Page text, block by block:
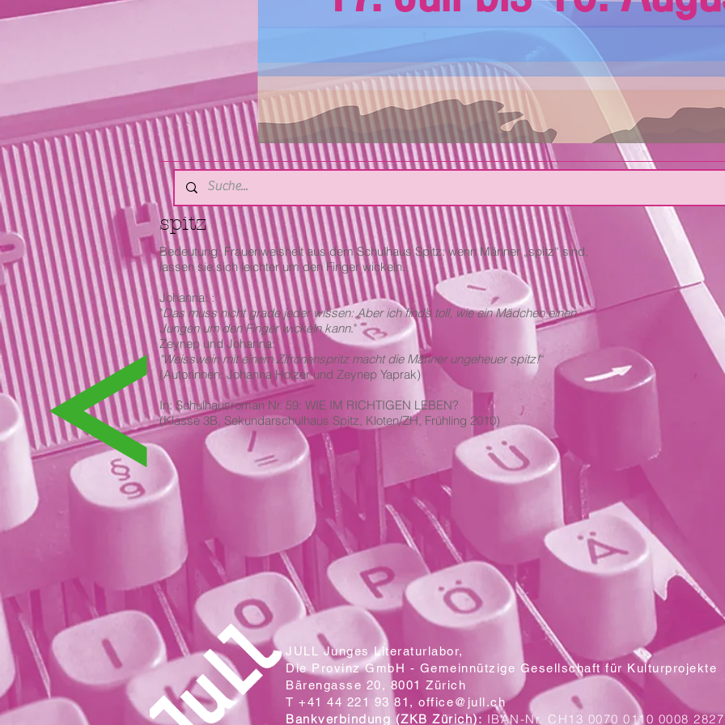
spitz
Bedeutung: Frauenweisheit aus dem Schulhaus Spitz: wenn Männer „spitz“ sind,
lassen sie sich leichter um den Finger wickeln.
Johanna: :
"Das muss nicht grade jeder wissen: Aber ich find’s toll, wie ein Mädchen einen
Jungen um den Finger wickeln kann."
Zeynep und Johanna:
"Weisswein mit einem Zitronenspritz macht die Männer ungeheuer spitz!“
(Autorinnen: Johanna Holzer und Zeynep Yaprak)
In: Schulhausroman Nr. 59: WIE IM RICHTIGEN LEBEN?
(Klasse 3B, Sekundarschulhaus Spitz, Kloten/ZH, Frühling 2010)
JULL Junges Literaturlabor,
Die Provinz GmbH - Gemeinnützige Gesellschaft für Kulturprojekte
Bärengasse 20, 8001 Zürich
T +41 44 221 93 81, office@jull.ch
Bankverbindung (ZKB Zürich): IBAN-Nr. CH13 0070 0110 0008